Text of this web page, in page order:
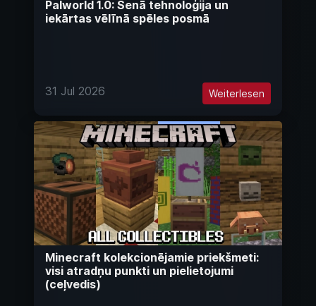
Palworld 1.0: Senā tehnoloģija un
iekārtas vēlīnā spēles posmā
31 Jul 2026 Weiterlesen
Minecraft kolekcionējamie priekšmeti:
visi atradņu punkti un pielietojumi
(ceļvedis)